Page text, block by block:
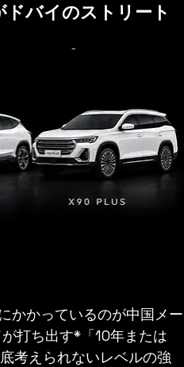
バイのストリート
かかっているのが中国メー
打ち出す*「10年または
考えられないレベルの強